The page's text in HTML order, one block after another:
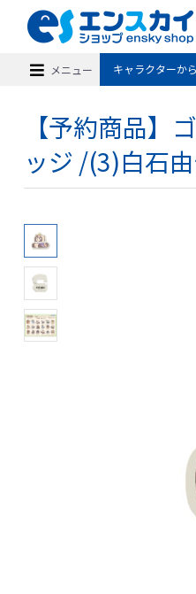
メニュー キャラクターか
【予約商品】
ッジ /(3)白石